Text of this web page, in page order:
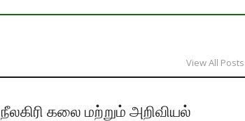
View All Posts
நீலகிரி கலை மற்றும் அறிவியல்